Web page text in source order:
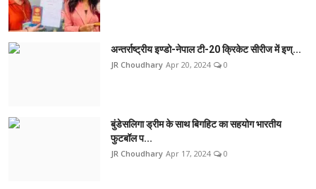
अन्तर्राष्ट्रीय इण्डो-नेपाल टी-20 क्रिकेट सीरीज में इण्...
JR Choudhary Apr 20, 2024 0
बुंडेसलिगा ड्रीम के साथ बिगहिट का सहयोग भारतीय
फुटबॉल प...
JR Choudhary Apr 17, 2024 0